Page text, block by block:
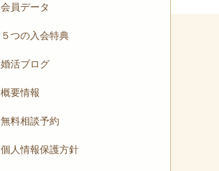
会員データ
５つの入会特典
婚活ブログ
概要情報
無料相談予約
個人情報保護方針